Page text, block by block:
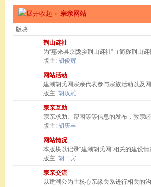
» 宗亲网站
版块
荆山谜社
为“惠来县京陇乡荆山谜社”（简称荆山
版主: 胡俊辉
网站活动
建潮胡氏网宗亲代表参与宗族活动以及网
版主: 胡汉雕
宗亲互助
宗亲求助、帮困等等信息的发布，敦宗
版主: 胡庆丰
网站情况
本版块以记录“建潮胡氏网”相关的建设情
版主: 胡一宾
宗亲交流
以建潮公为主核心亲缘关系进行相关的沟